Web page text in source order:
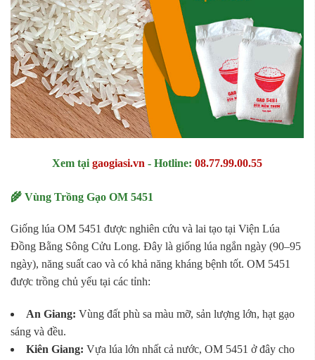
Xem tại gaogiasi.vn - Hotline: 08.77.99.00.55
🌾 Vùng Trồng Gạo OM 5451
Giống lúa OM 5451 được nghiên cứu và lai tạo tại Viện Lúa
Đồng Bằng Sông Cửu Long. Đây là giống lúa ngắn ngày (90–95
ngày), năng suất cao và có khả năng kháng bệnh tốt. OM 5451
được trồng chủ yếu tại các tỉnh:
An Giang: Vùng đất phù sa màu mỡ, sản lượng lớn, hạt gạo
sáng và đều.
Kiên Giang: Vựa lúa lớn nhất cả nước, OM 5451 ở đây cho